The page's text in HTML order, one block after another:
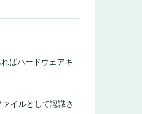
ばハードウェアキ
イルとして認識さ